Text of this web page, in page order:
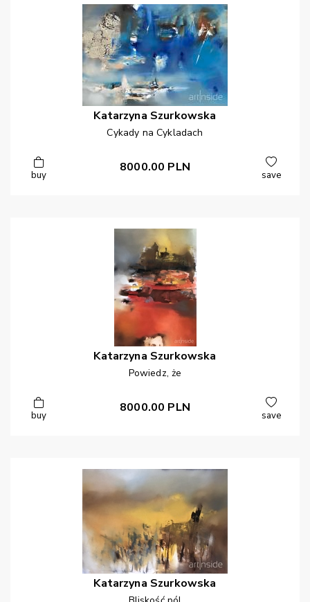
Katarzyna Szurkowska
Cykady na Cykladach
buy
8000.00 PLN
save
Katarzyna Szurkowska
Powiedz, że
buy
8000.00 PLN
save
Katarzyna Szurkowska